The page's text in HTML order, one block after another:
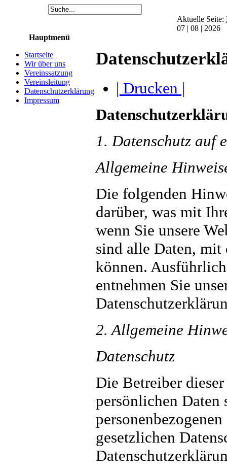
Aktuelle Seite:
07 | 08 | 2026
Hauptmenü
Startseite
Wir über uns
Vereinssatzung
Vereinsleitung
Datenschutzerklärung
Impressum
| Drucken |
1. Datenschutz auf
Allgemeine
Die folgenden
darüber, was mit
wenn Sie unsere
sind alle Daten,
können.
entnehmen Sie
2. Allgemeine
Datenschutz
Die Betreiber
persönlichen Daten
gesetzlichen